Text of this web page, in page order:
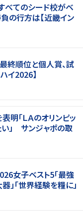
べてのシード校がベ
の行方は【近畿イン
順位と個人賞、試
イ2026】
明「ＬＡのオリンピッ
」 サンジャポの取
女子ベスト5「最強
」「世界経験を糧に」